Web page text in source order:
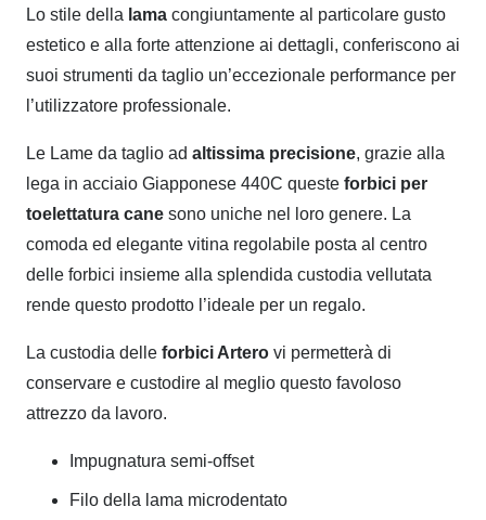
Lo stile della lama congiuntamente al particolare gusto
estetico e alla forte attenzione ai dettagli, conferiscono ai
suoi strumenti da taglio un’eccezionale performance per
l’utilizzatore professionale.
Le Lame da taglio ad altissima precisione, grazie alla
lega in acciaio Giapponese 440C queste forbici per
toelettatura cane sono uniche nel loro genere. La
comoda ed elegante vitina regolabile posta al centro
delle forbici insieme alla splendida custodia vellutata
rende questo prodotto l’ideale per un regalo.
La custodia delle forbici Artero vi permetterà di
conservare e custodire al meglio questo favoloso
attrezzo da lavoro.
Impugnatura semi-offset
Filo della lama microdentato